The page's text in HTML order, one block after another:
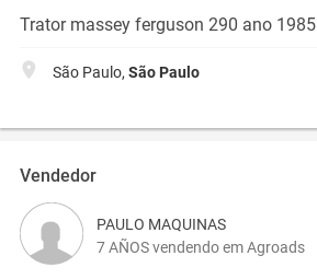
Trator massey ferguson 290 ano 1985
São Paulo, São Paulo
Vendedor
PAULO MAQUINAS
7 AÑOS vendendo em Agroads